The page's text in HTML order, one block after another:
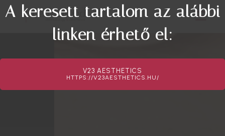
A keresett tartalom az alábbi
linken érhető el:
V23 AESTHETICS
HTTPS://V23AESTHETICS.HU/